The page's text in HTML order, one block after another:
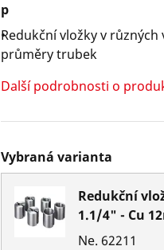
p
Redukční vložky v
průměry trubek
Další podrobnosti o
Vybraná varianta
Redukční
1.1/4" - Cu
Ne. 62211